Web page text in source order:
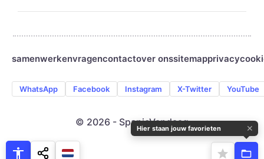
samenwerkenvragencontactover onssitemapprivacy
WhatsApp Facebook Instagram X-Twitter YouTube
© 2026 - SpanjeVandaag
Hier staan jouw favorieten ✕